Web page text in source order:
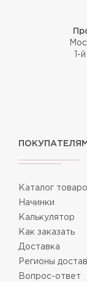
1-
ПОКУПАТЕЛЯМ
Каталог
Начинки
Калькулятор
Как заказать
Доставка
Регионы
Вопрос-ответ